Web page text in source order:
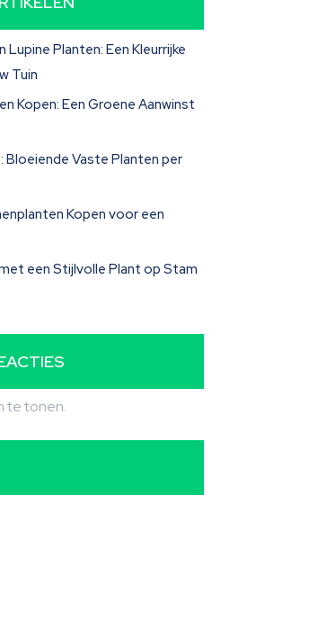
Lupine Planten: Een Kleurrijke
Tuin
Kopen: Een Groene Aanwinst
Bloeiende Vaste Planten per
Kopen voor een
een Stijlvolle Plant op Stam
te tonen.